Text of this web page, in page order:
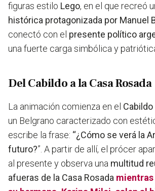
figuras estilo Lego, en el que recreó
histórica protagonizada por Manuel
conectó con el presente político
una fuerte carga simbólica y
Del Cabildo a la Casa Rosada
La animación comienza en el
un Belgrano caracterizado con
escribe la frase: “¿Cómo se verá la
futuro?”. A partir de allí, el prócer
al presente y observa una multitud
afueras de la Casa Rosada